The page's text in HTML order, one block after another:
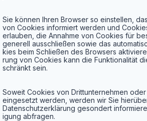
Sie kön­nen Ihren Brow­ser so ein­stel­len,
von Coo­kies infor­miert wer­den und
erlau­ben, die Annah­me von Coo­kies für
gene­rell aus­schlie­ßen sowie das
kies beim Schlie­ßen des Brow­sers
rung von Coo­kies kann die Funk­tio­na­li­tät
schränkt sein.
Soweit Coo­kies von Dritt­un­ter­neh­men
ein­ge­setzt wer­den, wer­den wir Sie
Daten­schutz­er­klä­rung geson­dert
i­gung abfragen.